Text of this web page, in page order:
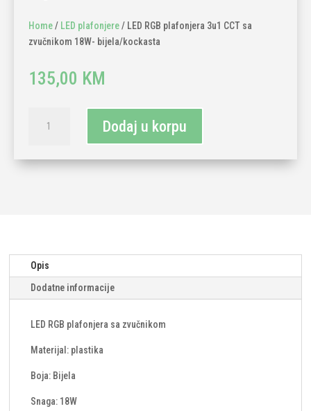
Home/ LED plafonjere/ LED RGB plafonjera 3u1 CCT sa
zvučnikom 18W- bijela/kockasta
135,00 KM
3u1
količina
Dodaj u korpu
Opis
Dodatne informacije
LED RGB plafonjera sa zvučnikom
Materijal: plastika
Boja: Bijela
Snaga: 18W